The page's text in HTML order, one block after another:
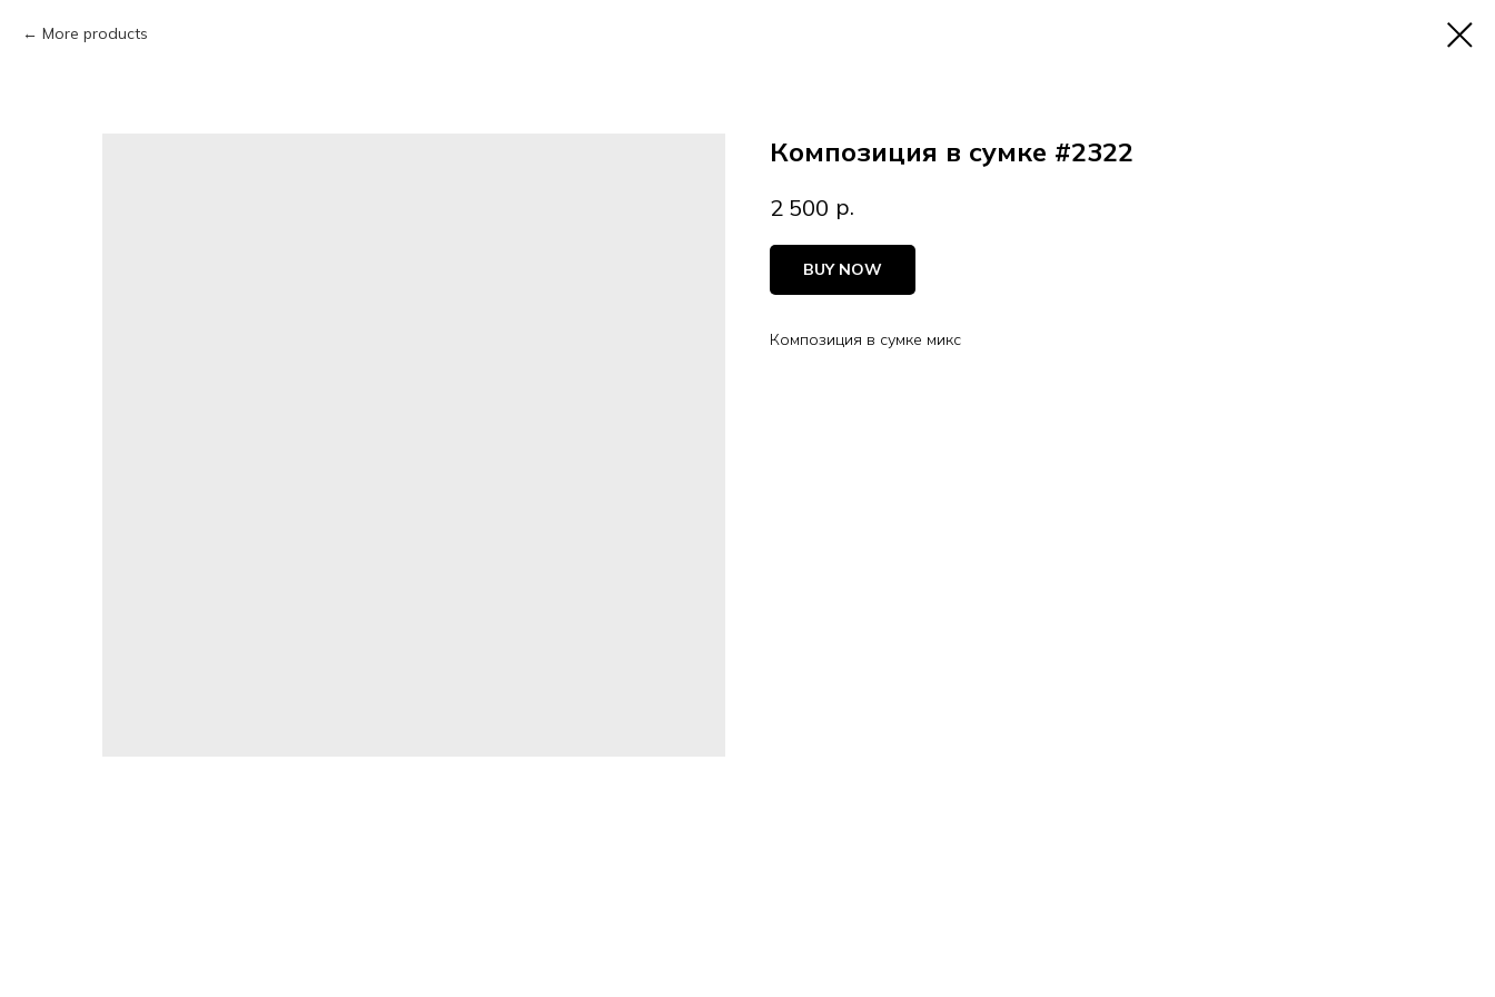
More products
Композиция в сумке #2322
2 500 р.
BUY NOW
Композиция в сумке микс